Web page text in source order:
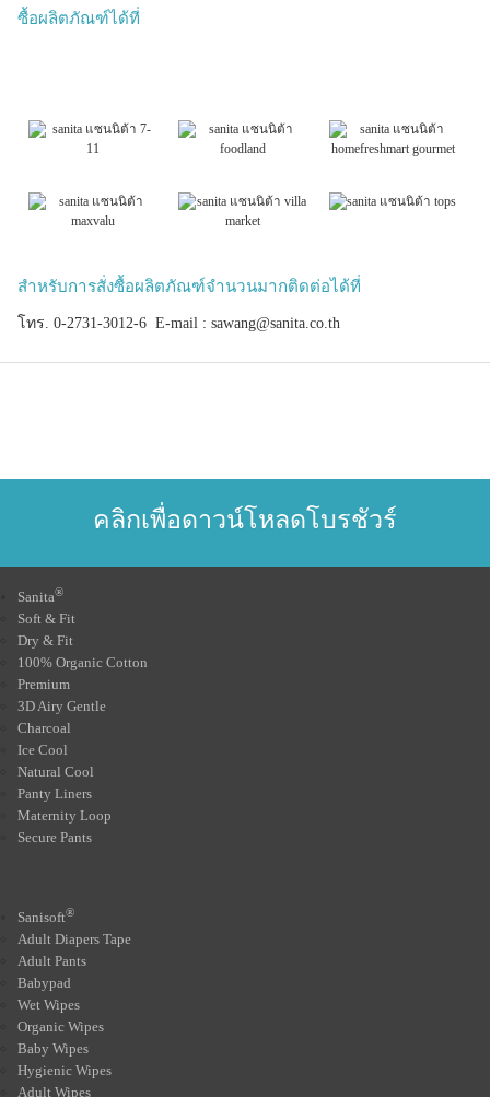
ซื้อผลิตภัณฑ์ได้ที่
สำหรับการสั่งซื้อผลิตภัณฑ์จำนวนมากติดต่อได้ที่
โทร. 0-2731-3012-6 E-mail : sawang@sanita.co.th
คลิกเพื่อดาวน์โหลดโบรชัวร์
Sanita®
Soft & Fit
Dry & Fit
100% Organic Cotton
Premium
3D Airy Gentle
Charcoal
Ice Cool
Natural Cool
Panty Liners
Maternity Loop
Secure Pants
Sanisoft®
Adult Diapers Tape
Adult Pants
Babypad
Wet Wipes
Organic Wipes
Baby Wipes
Hygienic Wipes
Adult Wipes